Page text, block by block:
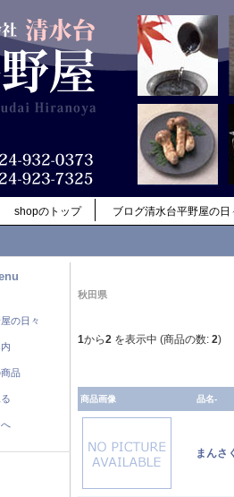
shopのトップ ブログ清水台平野屋の日
の日々
品
秋田県
1から2 を表示中 (商品の数: 2)
商品画像 品名-
まん